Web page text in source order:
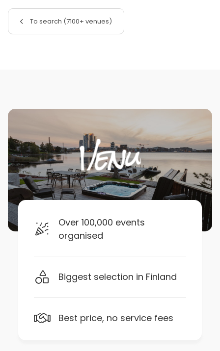
To search (7100+ venues)
Over 100,000 events
organised
Biggest selection in Finland
Best price, no service fees